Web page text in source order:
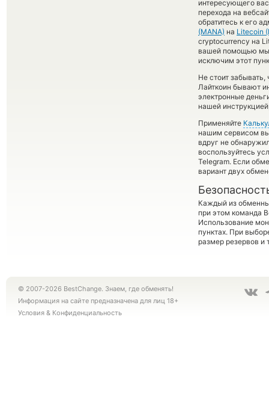
интересующего
перехода на
обратитесь к его
(MANA) на Litecoin
cryptocurrency на
вашей помощью мы
исключим этот
Не стоит
Лайткоин бывают
электронные
нашей
Применяйте
нашим сервисом
вдруг не
воспользуйтесь
Telegram. Если
вариант двух
Каждый из
при этом команда
Использование
пунктах. При
размер резервов и
© 2007-2026 BestChange. Знаем, где обменять!
Информация на сайте предназначена для лиц 18+
Условия & Конфиденциальность